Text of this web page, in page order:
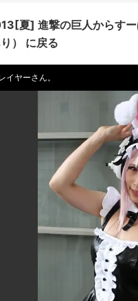
夏] 進撃の巨人からす
） に戻る
イヤーさん。